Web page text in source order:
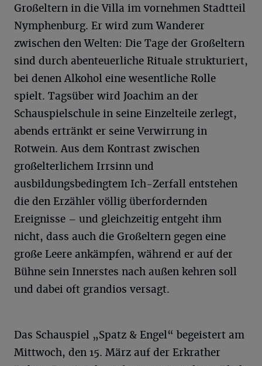
Großeltern in die Villa im vornehmen Stadtteil
Nymphenburg. Er wird zum Wanderer
zwischen den Welten: Die Tage der Großeltern
sind durch abenteuerliche Rituale strukturiert,
bei denen Alkohol eine wesentliche Rolle
spielt. Tagsüber wird Joachim an der
Schauspielschule in seine Einzelteile zerlegt,
abends ertränkt er seine Verwirrung in
Rotwein. Aus dem Kontrast zwischen
großelterlichem Irrsinn und
ausbildungsbedingtem Ich-Zerfall entstehen
die den Erzähler völlig überfordernden
Ereignisse – und gleichzeitig entgeht ihm
nicht, dass auch die Großeltern gegen eine
große Leere ankämpfen, während er auf der
Bühne sein Innerstes nach außen kehren soll
und dabei oft grandios versagt.
Das Schauspiel „Spatz & Engel“ begeistert am
Mittwoch, den 15. März auf der Erkrather